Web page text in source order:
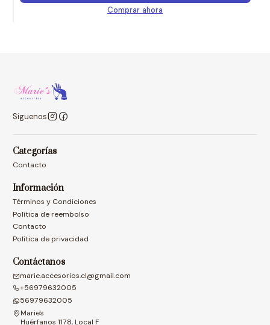
Comprar ahora
Síguenos
Categorías
Contacto
Información
Términos y Condiciones
Política de reembolso
Contacto
Política de privacidad
Contáctanos
marie.accesorios.cl@gmail.com
+56979632005
56979632005
Marie's
Huérfanos 1178, Local F